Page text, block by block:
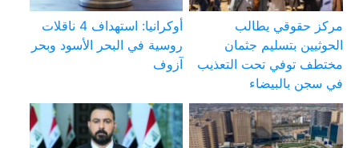
مركز حقوقي يطالب
الحوثيين بتسليم جثمان
مختطف توفي تحت التعذيب
في سجن بالبيضاء
أوكرانيا: استهداف 4 ناقلات
روسية في البحر الأسود وبحر
آزوف